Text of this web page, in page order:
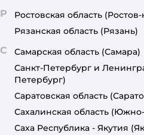
Р Ростовская область
Рязанская область (Рязань)
С Самарская область (Самара)
Санкт-Петербург и
Петербург)
Саратовская область
Сахалинская область (Южно-
Саха Республика - Якутия